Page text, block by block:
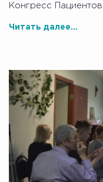
Конгресс Пациентов.
Читать далее...